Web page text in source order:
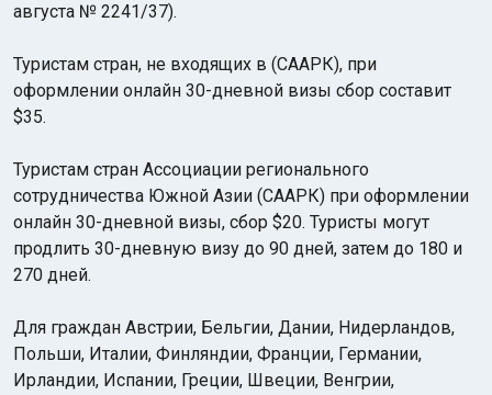
августа № 2241/37).
Туристам стран, не входящих в (СААРК), при
оформлении онлайн 30-дневной визы сбор составит
$35.
Туристам стран Ассоциации регионального
сотрудничества Южной Азии (СААРК) при оформлении
онлайн 30-дневной визы, сбор $20. Туристы могут
продлить 30-дневную визу до 90 дней, затем до 180 и
270 дней.
Для граждан Австрии, Бельгии, Дании, Нидерландов,
Польши, Италии, Финляндии, Франции, Германии,
Ирландии, Испании, Греции, Швеции, Венгрии,